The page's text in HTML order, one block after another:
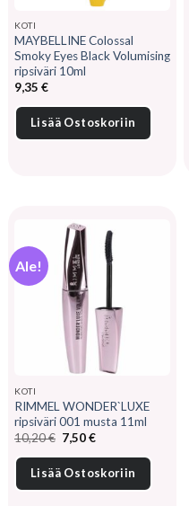
KOTI
MAYBELLINE Colossal
Smoky Eyes Black Volumising
ripsiväri 10ml
9,35 €
Lisää Ostoskoriin
Ale!
KOTI
RIMMEL WONDER`LUXE
ripsiväri 001 musta 11ml
10,20€ Alkuperäinen
hinta
oli:
10,20 €.
7,50€Nykyinen
on:
7,50 €.
Lisää Ostoskoriin